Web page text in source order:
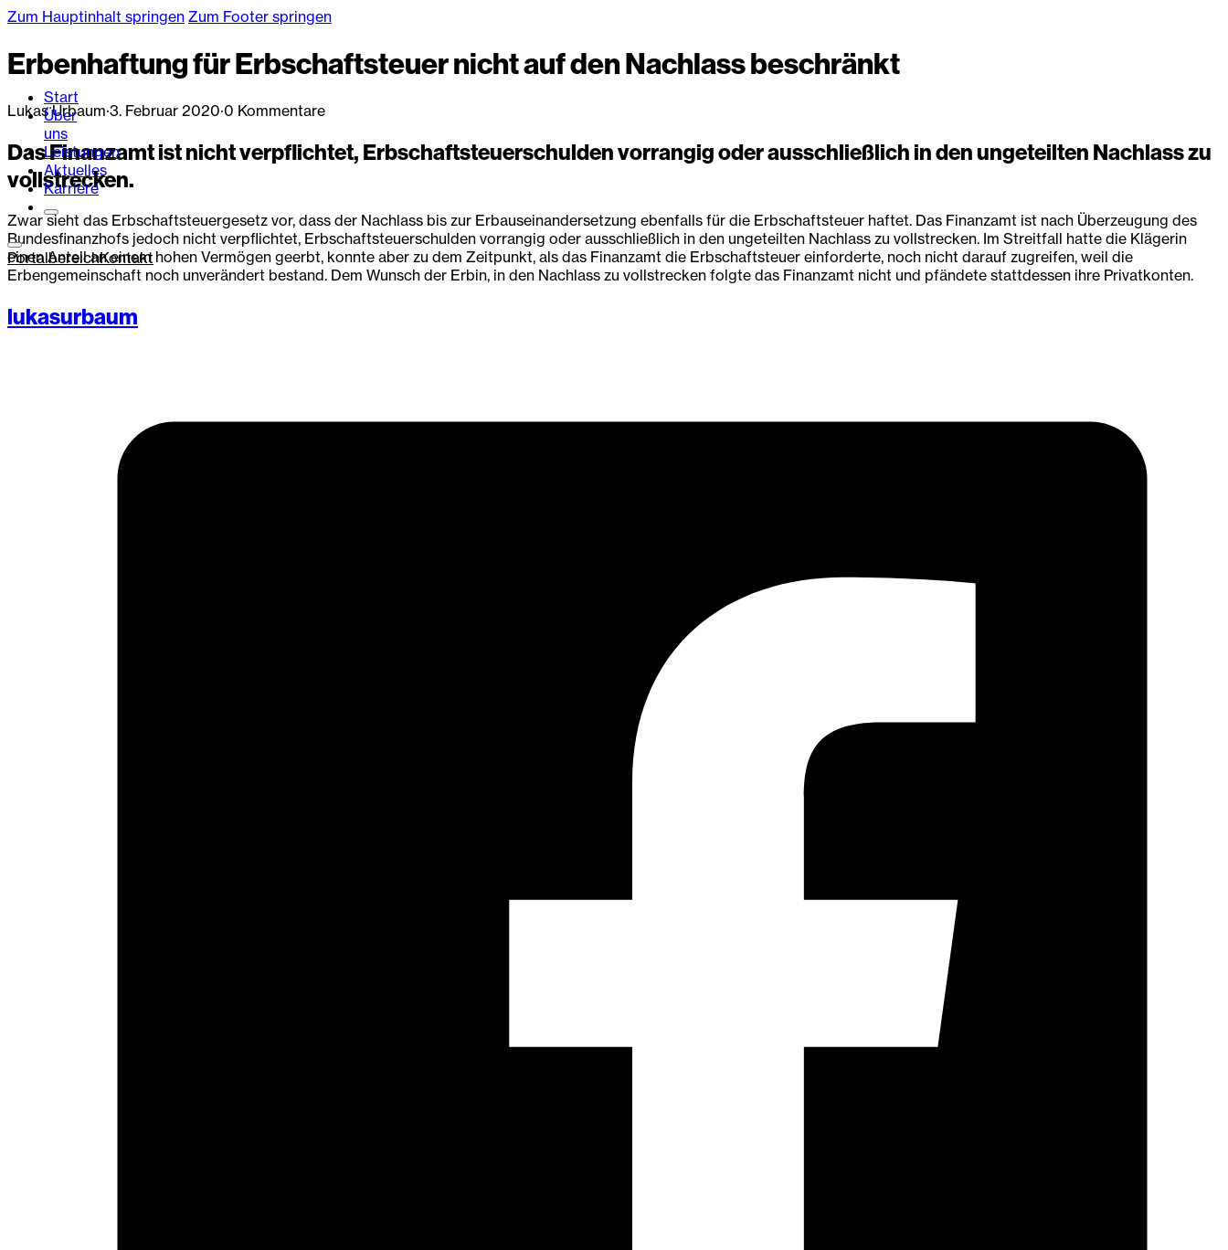
Zum Hauptinhalt springen Zum Footer springen
Start
Über
uns
Leistungen
Aktuelles
Karriere
PortalbereichKontakt
Erbenhaftung für Erbschaftsteuer nicht auf den Nachlass beschränkt
Lukas Urbaum·3. Februar 2020·0 Kommentare
Das Finanzamt ist nicht verpflichtet, Erbschaftsteuerschulden vorrangig oder ausschließlich in den ungeteilten Nachlass zu
vollstrecken.
Zwar sieht das Erbschaftsteuergesetz vor, dass der Nachlass bis zur Erbauseinandersetzung ebenfalls für die Erbschaftsteuer haftet. Das Finanzamt ist nach Überzeugung des
Bundesfinanzhofs jedoch nicht verpflichtet, Erbschaftsteuerschulden vorrangig oder ausschließlich in den ungeteilten Nachlass zu vollstrecken. Im Streitfall hatte die Klägerin
einen Anteil an einem hohen Vermögen geerbt, konnte aber zu dem Zeitpunkt, als das Finanzamt die Erbschaftsteuer einforderte, noch nicht darauf zugreifen, weil die
Erbengemeinschaft noch unverändert bestand. Dem Wunsch der Erbin, in den Nachlass zu vollstrecken folgte das Finanzamt nicht und pfändete stattdessen ihre Privatkonten.
lukasurbaum